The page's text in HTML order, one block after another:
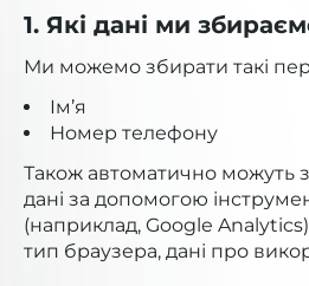
1. Які дані ми
Ми можемо збирати такі
Ім’я
Номер телефону
Також автоматично можуть
дані за допомогою
(наприклад, Google
тип браузера, дані про